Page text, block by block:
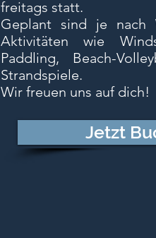
freitags statt.
Geplant sind je nach
Aktivitäten wie
Paddling, Beach-
Strandspiele.
Wir freuen uns auf dich!
Jetzt